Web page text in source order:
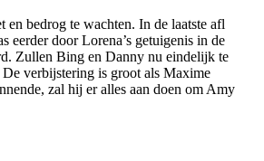
bedrog te wachten. In de laatste afl
eerder door Lorena’s getuigenis in de
Zullen Bing en Danny nu eindelijk te
verbijstering is groot als Maxime
zal hij er alles aan doen om Amy